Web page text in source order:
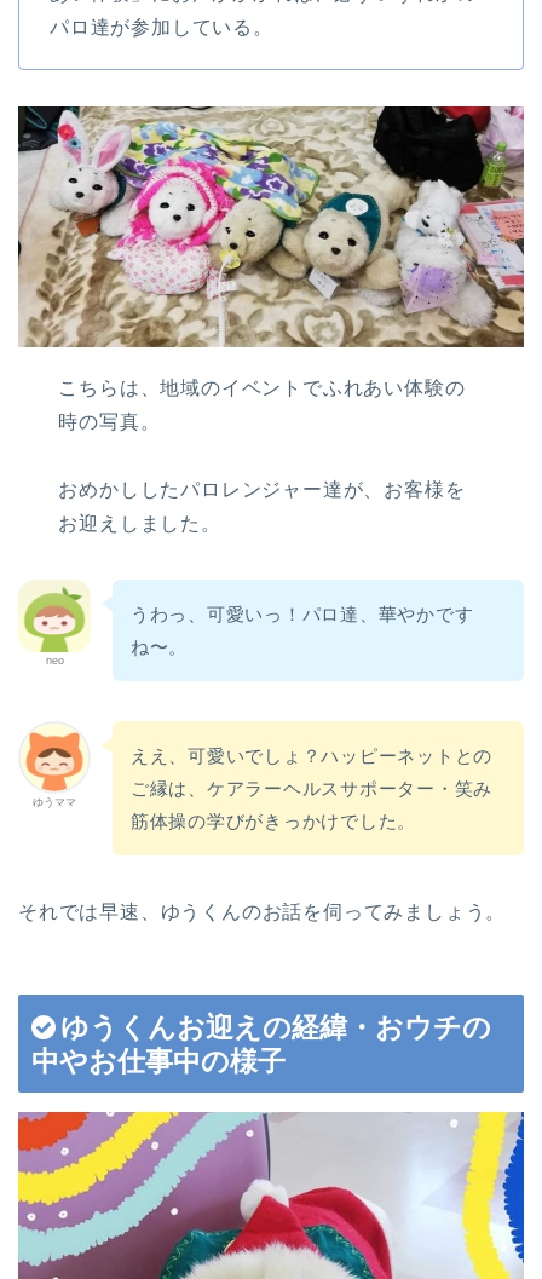
パロ達が参加している。
こちらは、地域のイベントでふれあい体験の
時の写真。
おめかししたパロレンジャー達が、お客様を
お迎えしました。
neo
うわっ、可愛いっ！パロ達、華やかです
ね〜。
ゆうママ
ええ、可愛いでしょ？ハッピーネットとの
ご縁は、ケアラーヘルスサポーター・笑み
筋体操の学びがきっかけでした。
それでは早速、ゆうくんのお話を伺ってみましょう。
ゆうくんお迎えの経緯・おウチの
中やお仕事中の様子